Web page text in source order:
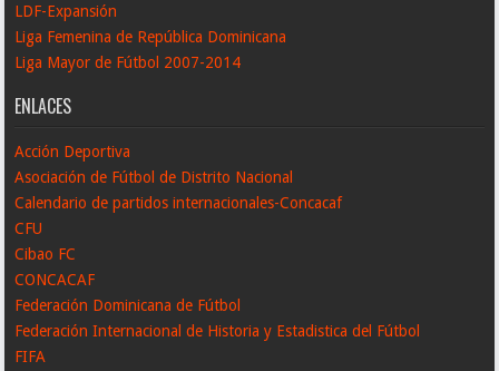
LDF-Expansión
Liga Femenina de República Dominicana
Liga Mayor de Fútbol 2007-2014
ENLACES
Acción Deportiva
Asociación de Fútbol de Distrito Nacional
Calendario de partidos internacionales-Concacaf
CFU
Cibao FC
CONCACAF
Federación Dominicana de Fútbol
Federación Internacional de Historia y Estadistica del Fútbol
FIFA